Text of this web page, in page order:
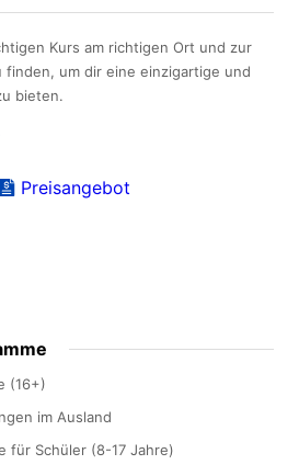
Kurs am richtigen Ort und zur
um dir eine einzigartige und
bieten.
Preisangebot
(16+)
im Ausland
für Schüler (8-17 Jahre)